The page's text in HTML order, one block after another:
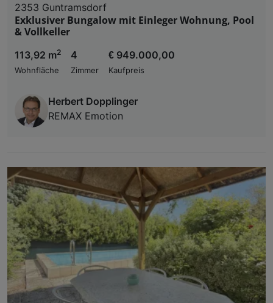
2353 Guntramsdorf
Exklusiver Bungalow mit Einleger Wohnung, Pool
& Vollkeller
113,92 m2
Wohnfläche
4
Zimmer
€ 949.000,00
Kaufpreis
Herbert Dopplinger
REMAX Emotion